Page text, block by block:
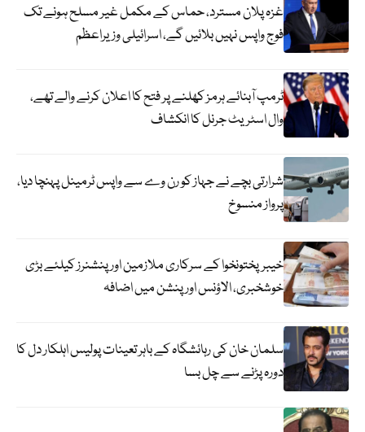
غزہ پلان مسترد، حماس کے مکمل غیر مسلح ہونے تک
فوج واپس نہیں بلائیں گے، اسرائیلی وزیراعظم
ٹرمپ آبنائے ہرمز کھلنے پر فتح کا اعلان کرنے والے تھے،
وال اسٹریٹ جرنل کا انکشاف
شرارتی بچے نے جہاز کو رن وے سے واپس ٹرمینل پہنچا دیا،
پرواز منسوخ
خیبرپختونخوا کے سرکاری ملازمین اور پنشنرز کیلئے بڑی
خوشخبری، الاؤنس اور پنشن میں اضافہ
سلمان خان کی رہائشگاہ کے باہر تعینات پولیس اہلکار دل کا
دورہ پڑنے سے چل بسا